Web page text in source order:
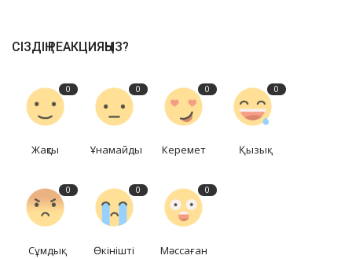
СІЗДІҢ РЕАКЦИЯҢЫЗ?
0
Жақсы
0
Ұнамайды
0
Керемет
0
Қызық
0
Сұмдық
0
Өкінішті
0
Мәссаған